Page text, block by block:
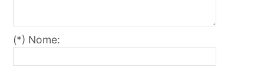
(*) Nome: